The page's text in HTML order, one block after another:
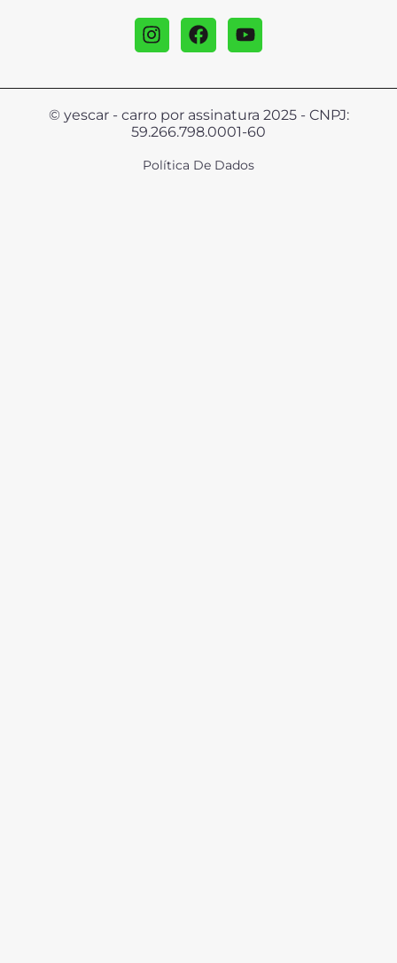
© yescar - carro por assinatura 2025 - CNPJ:
59.266.798.0001-60
Política De Dados